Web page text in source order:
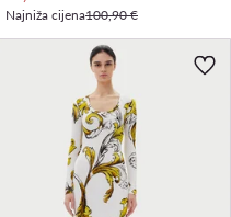
Najniža cijena100,90 €